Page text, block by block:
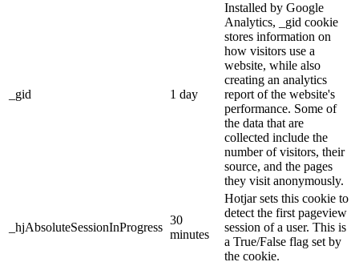
_gid 1 day
Installed by Google
Analytics, _gid cookie
stores information on
how visitors use a
website, while also
creating an analytics
report of the website's
performance. Some of
the data that are
collected include the
number of visitors, their
source, and the pages
they visit anonymously.
_hjAbsoluteSessionInProgress
30
minutes
Hotjar sets this cookie to
detect the first pageview
session of a user. This is
a True/False flag set by
the cookie.